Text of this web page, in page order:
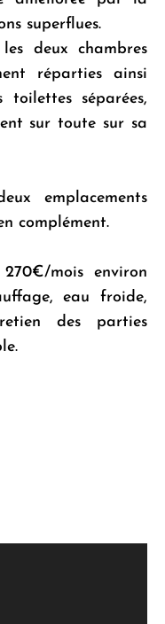
superflues.
deux chambres
réparties ainsi
séparées,
sur toute sur sa
emplacements
complément.
mois environ
eau froide,
des parties